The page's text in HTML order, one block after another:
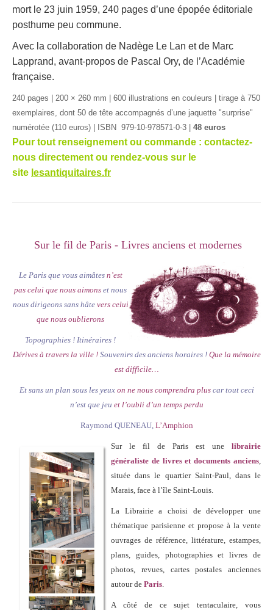
mort le 23 juin 1959, 240 pages d’une épopée éditoriale
posthume peu commune.
Avec la collaboration de Nadège Le Lan et de Marc
Lapprand, avant-propos de Pascal Ory, de l’Académie
française.
240 pages | 200 × 260 mm | 600 illustrations en couleurs | tirage à 750
exemplaires, dont 50 de tête accompagnés d’une jaquette "surprise"
numérotée (110 euros) | ISBN 979-10-978571-0-3 | 48 euros
Pour tout renseignement ou commande : contactez-
nous directement ou rendez-vous sur le
site lesantiquitaires.fr
Sur le fil de Paris - Livres anciens et modernes
Le Paris que vous aimâtesn’est
pas celui que nous aimons et nous
nous dirigeons sans hâte vers celui
que nous oublierons
Topographies ! Itinéraires !
Dérives à travers la ville !Souvenirs des anciens horaires ! Que la mémoire
est difficile…
Et sans un plan sous les yeux on ne nous comprendra pluscar tout ceci
n’est que jeu et l’oubli d’un temps perdu
Raymond QUENEAU, L’Amphion
Sur le fil de Paris est une librairie
généraliste de livres et documents anciens
située dans le quartier Saint-Paul, dans le
Marais, face à l’île Saint-Louis.
La Librairie a choisi de développer une
thématique parisienne et propose à la vente
ouvrages de référence, littérature, estampes,
plans, guides, photographies et livres de
photos, revues, cartes postales anciennes
autour de Paris
A côté de ce sujet tentaculaire, vous